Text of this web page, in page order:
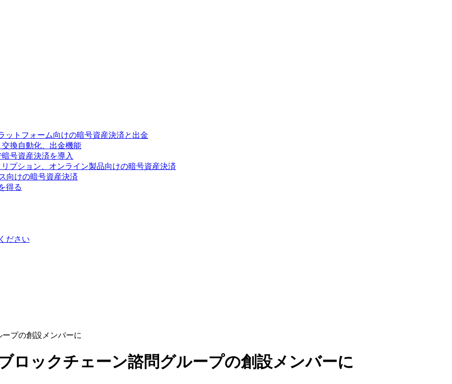
ットフォーム向けの暗号資産決済と出金
換自動化、出金機能
号資産決済を導入
プション、オンライン製品向けの暗号資産決済
向けの暗号資産決済
得る
ださい
ープの創設メンバーに
ロックチェーン諮問グループの創設メンバーに